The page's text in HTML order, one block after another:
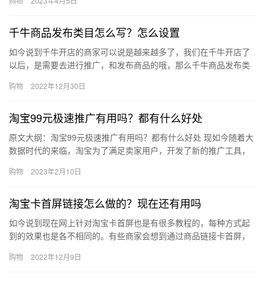
有不…
千牛商品发布类目怎么写？怎么设置
如今说到千牛开店的商家可以说是越来越多了，我们在千牛开店了
以后，是需要去进行推广，和发布商品的哦，那么千牛商品发布类
一步…
购物 2022年12月30日
淘宝99元极速推广有用吗？都有什么好处
原文大纲：淘宝99元极速推广有用吗？都有什么好处 现如今随着大
数据时代的来临，淘宝为了满足卖家用户，开发了新的推广工具，
购物 2023年2月10日
淘宝卡首屏链接怎么做的？现在还有用吗
如今说到现在网上针对淘宝卡首屏也是有很多教程的，每种方式起
到的效果也是各不相同的。有些商家会想到通过商品链接卡首屏，
宝卡首…
购物 2022年12月9日